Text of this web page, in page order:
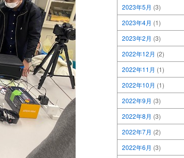
2023年5月 (3)
2023年4月 (1)
2023年2月 (3)
2022年12月 (2)
2022年11月 (1)
2022年10月 (1)
2022年9月 (3)
2022年8月 (3)
2022年7月 (2)
2022年6月 (3)